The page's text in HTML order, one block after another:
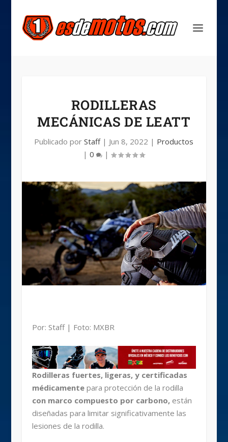
RODILLERAS
MECÁNICAS DE LEATT
Publicado porStaff| Jun 8, 2022 | Productos
|0 |
Por: Staff | Foto: MXBR
Rodilleras fuertes, ligeras, y certificadas
médicamentepara protección de la rodilla
con marco compuesto por carbono,están
diseñadas para limitar significativamente las
lesiones de la rodilla.